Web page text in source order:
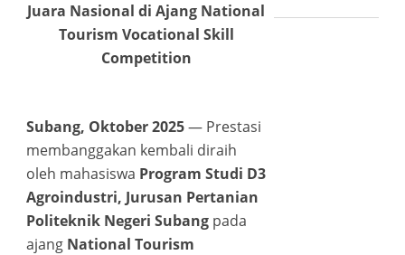
panel
panel
panel
panel
Juara Nasional di Ajang National
Tourism Vocational Skill
Competition
Subang, Oktober 2025— Prestasi
membanggakan kembali diraih
oleh mahasiswa Program Studi D3
Agroindustri, Jurusan Pertanian
Politeknik Negeri Subangpada
ajang National Tourism